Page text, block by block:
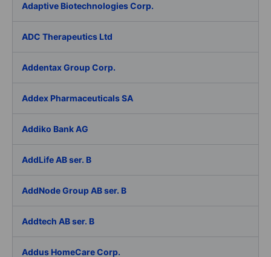
Adaptive Biotechnologies Corp.
ADC Therapeutics Ltd
Addentax Group Corp.
Addex Pharmaceuticals SA
Addiko Bank AG
AddLife AB ser. B
AddNode Group AB ser. B
Addtech AB ser. B
Addus HomeCare Corp.